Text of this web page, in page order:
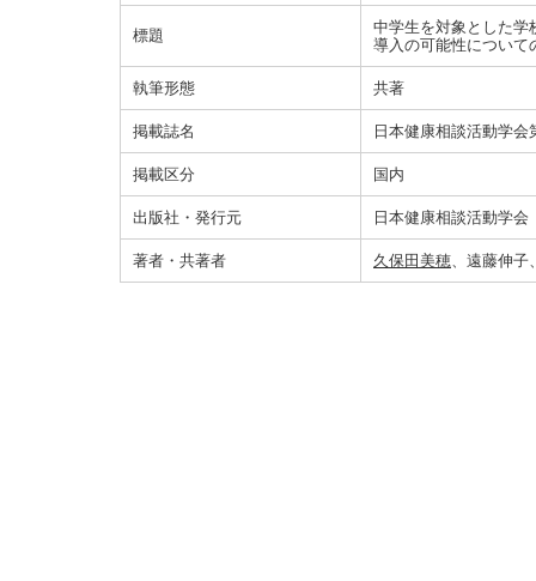
標題
中学生を対象とした学
導入の可能性について
執筆形態 共著
掲載誌名 日本健康相談活動学
掲載区分 国内
出版社・発行元 日本健康相談活動学会
著者・共著者 久保田美穂、遠藤伸子